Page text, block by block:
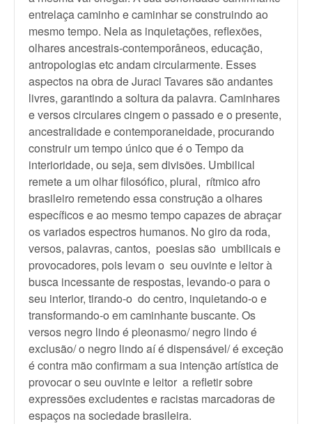
entrelaça caminho e caminhar se construindo ao
mesmo tempo. Nela as inquietações, reflexões,
olhares ancestrais-contemporâneos, educação,
antropologias etc andam circularmente. Esses
aspectos na obra de Juraci Tavares são andantes
livres, garantindo a soltura da palavra. Caminhares
e versos circulares cingem o passado e o presente,
ancestralidade e contemporaneidade, procurando
construir um tempo único que é o Tempo da
interioridade, ou seja, sem divisões. Umbilical
remete a um olhar filosófico, plural, rítmico afro
brasileiro remetendo essa construção a olhares
específicos e ao mesmo tempo capazes de abraçar
os variados espectros humanos. No giro da roda,
versos, palavras, cantos, poesias são umbilicais e
provocadores, pois levam o seu ouvinte e leitor à
busca incessante de respostas, levando-o para o
seu interior, tirando-o do centro, inquietando-o e
transformando-o em caminhante buscante. Os
versos negro lindo é pleonasmo/ negro lindo é
exclusão/ o negro lindo aí é dispensável/ é exceção
é contra mão confirmam a sua intenção artística de
provocar o seu ouvinte e leitor a refletir sobre
expressões excludentes e racistas marcadoras de
espaços na sociedade brasileira.